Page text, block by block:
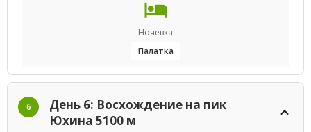
Ночевка
Палатка
6
День 6: Восхождение на пик
Юхина 5100 м